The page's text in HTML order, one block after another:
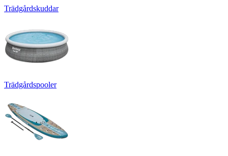
Trädgårdskuddar
Trädgårdspooler